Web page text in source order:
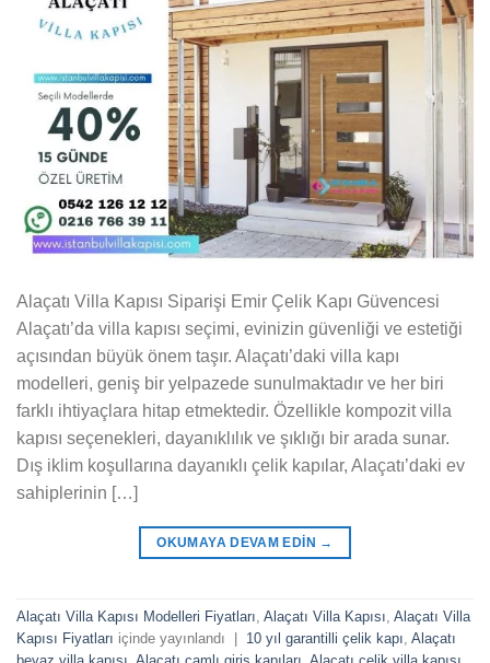
Alaçatı Villa Kapısı Siparişi Emir Çelik Kapı Güvencesi
Alaçatı’da villa kapısı seçimi, evinizin güvenliği ve estetiği
açısından büyük önem taşır. Alaçatı’daki villa kapı
modelleri, geniş bir yelpazede sunulmaktadır ve her biri
farklı ihtiyaçlara hitap etmektedir. Özellikle kompozit villa
kapısı seçenekleri, dayanıklılık ve şıklığı bir arada sunar.
Dış iklim koşullarına dayanıklı çelik kapılar, Alaçatı’daki ev
sahiplerinin […]
OKUMAYA DEVAM EDIN →
Alaçatı Villa Kapısı Modelleri Fiyatları Alaçatı Villa Kapısı Alaçatı Villa
Kapısı Fiyatları içinde yayınlandı 10 yıl garantilli çelik kapı Alaçatı